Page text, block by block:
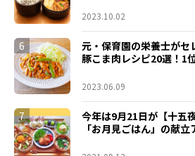
2023.10.02
6
元・保育園の栄養士がセ
豚こま肉レシピ20選！1
2023.06.09
7
今年は9月21日が【十五
「お月見ごはん」の献立